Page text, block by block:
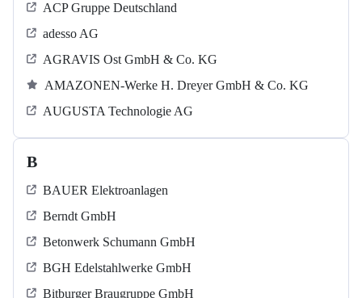
ACP Gruppe Deutschland
adesso AG
AGRAVIS Ost GmbH & Co. KG
AMAZONEN-Werke H. Dreyer GmbH & Co. KG
AUGUSTA Technologie AG
B
BAUER Elektroanlagen
Berndt GmbH
Betonwerk Schumann GmbH
BGH Edelstahlwerke GmbH
Bitburger Braugruppe GmbH